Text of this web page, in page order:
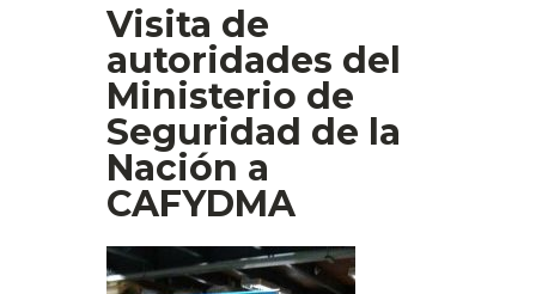
Visita de
autoridades del
Ministerio de
Seguridad de la
Nación a
CAFYDMA